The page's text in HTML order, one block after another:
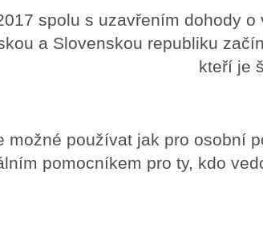
spolu s uzavřením dohody
a Slovenskou republiku
kteří je
možné používat jak pro osobní
pomocníkem pro ty, kdo